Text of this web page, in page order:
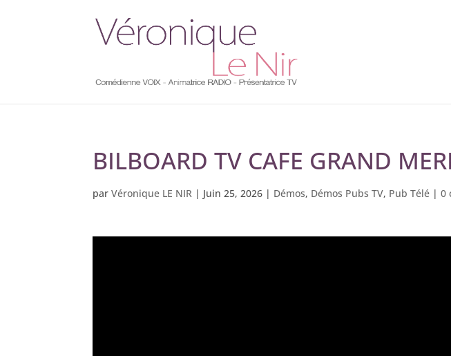
BILBOARD TV CAFE GRAND
parVéronique LE NIR | Juin 25, 2026 | Démos, Démos Pubs TV, Pub Télé |0